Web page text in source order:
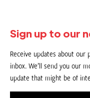
Sign up to our
Receive updates about
inbox. We’ll send you our
update that might be of